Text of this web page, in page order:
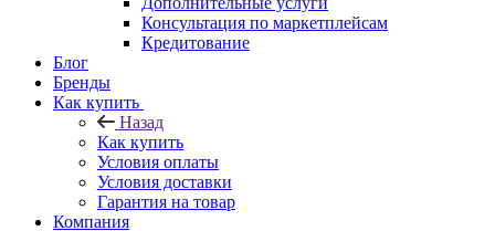
Консультация по маркетплейсам
Кредитование
Блог
Бренды
Как купить
Назад
Как купить
Условия оплаты
Условия доставки
Гарантия на товар
Компания